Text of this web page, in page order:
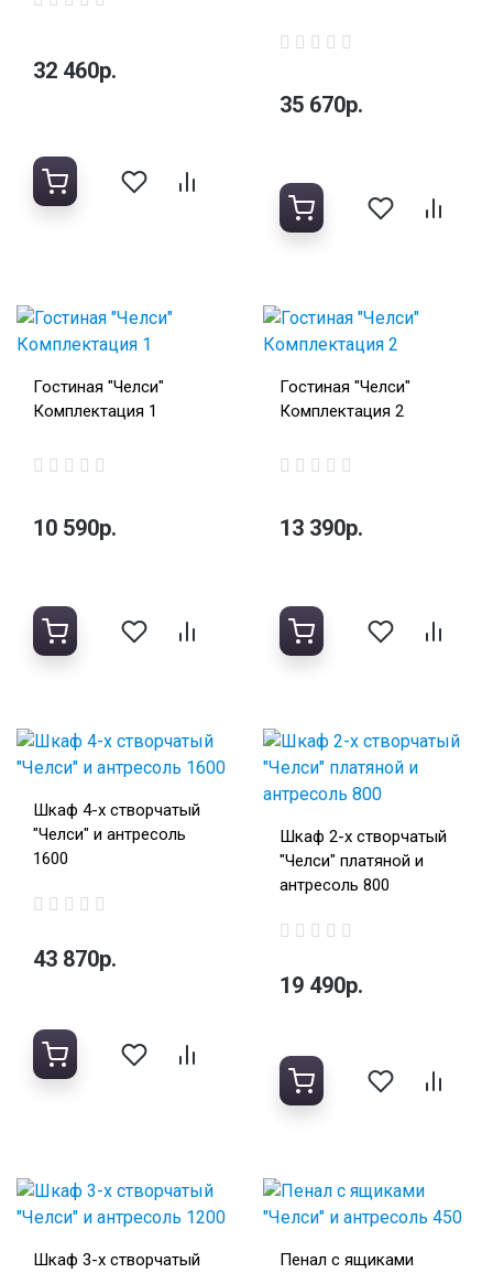
32 460р.
35 670р.
Гостиная "Челси"
Комплектация 1
10 590р.
Гостиная "Челси"
Комплектация 2
13 390р.
Шкаф 4-х створчатый
"Челси" и антресоль
1600
43 870р.
Шкаф 2-х створчатый
"Челси" платяной и
антресоль 800
19 490р.
Шкаф 3-х створчатый
Пенал с ящиками